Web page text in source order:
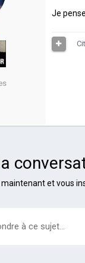
Je
et vous
à ce sujet…